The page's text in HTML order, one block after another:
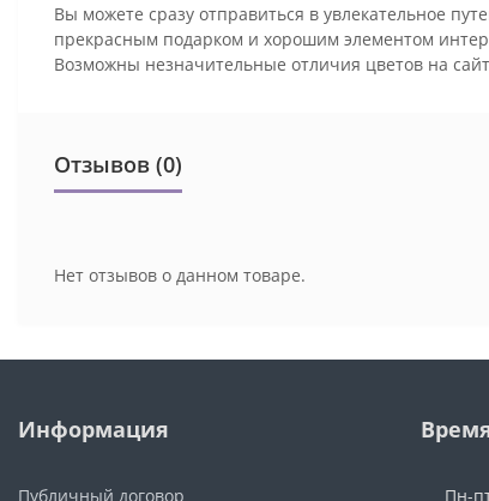
Вы можете сразу отправиться в увлекательное
прекрасным подарком и хорошим элементом
Возможны незначительные отличия цветов на
Отзывов (0)
Нет отзывов о данном товаре.
Информация
Публичный договор Пн-